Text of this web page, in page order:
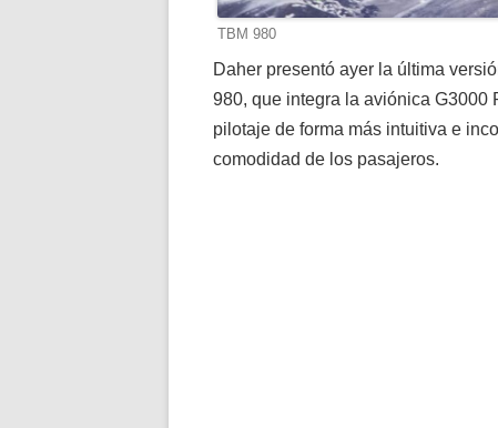
TBM 980
Daher presentó ayer la última
980, que integra la aviónica G3000
pilotaje de forma más intuitiva e
comodidad de los pasajeros.